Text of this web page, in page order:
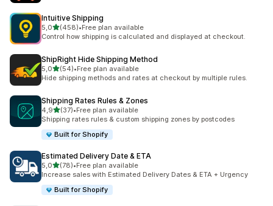
Intuitive Shipping
5,0z 5 hvězd
(458)
Celkový počet recenzí: 458
•Free plan available
Control how shipping is calculated and displayed at checkout.
ShipRight Hide Shipping Method
5,0z 5 hvězd
(54)
Celkový počet recenzí: 54
•Free plan available
Hide shipping methods and rates at checkout by multiple rules.
Shipping Rates Rules & Zones
4,9z 5 hvězd
(37)
Celkový počet recenzí: 37
•Free plan available
Shipping rates rules & custom shipping zones by postcodes
Built for Shopify
Estimated Delivery Date & ETA
5,0z 5 hvězd
(78)
Celkový počet recenzí: 78
•Free plan available
Increase sales with Estimated Delivery Dates & ETA + Urgency
Built for Shopify